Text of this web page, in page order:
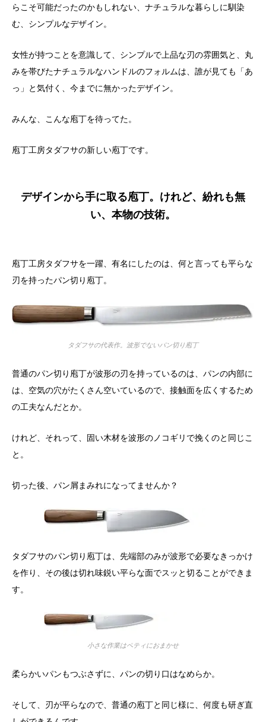
らこそ可能だったのかもしれない、ナチュラルな暮らしに馴染
む、シンプルなデザイン。
女性が持つことを意識して、シンプルで上品な刃の雰囲気と、丸
みを帯びたナチュラルなハンドルのフォルムは、誰が見ても「あ
っ」と気付く、今までに無かったデザイン。
みんな、こんな庖丁を待ってた。
庖丁工房タダフサの新しい庖丁です。
デザインから手に取る庖丁。けれど、紛れも無
い、本物の技術。
庖丁工房タダフサを一躍、有名にしたのは、何と言っても平らな
刃を持ったパン切り庖丁。
タダフサの代表作。波形でないパン切り庖丁
普通のパン切り庖丁が波形の刃を持っているのは、パンの内部に
は、空気の穴がたくさん空いているので、接触面を広くするため
の工夫なんだとか。
けれど、それって、固い木材を波形のノコギリで挽くのと同じこ
と。
切った後、パン屑まみれになってませんか？
タダフサのパン切り庖丁は、先端部のみが波形で必要なきっかけ
を作り、その後は切れ味鋭い平らな面でスッと切ることができま
す。
小さな作業はペティにおまかせ
柔らかいパンもつぶさずに、パンの切り口はなめらか。
そして、刃が平らなので、普通の庖丁と同じ様に、何度も研ぎ直